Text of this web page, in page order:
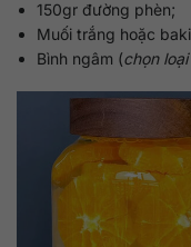
150gr đường phèn;
Muối trắng hoặc
Bình ngâm (chọn